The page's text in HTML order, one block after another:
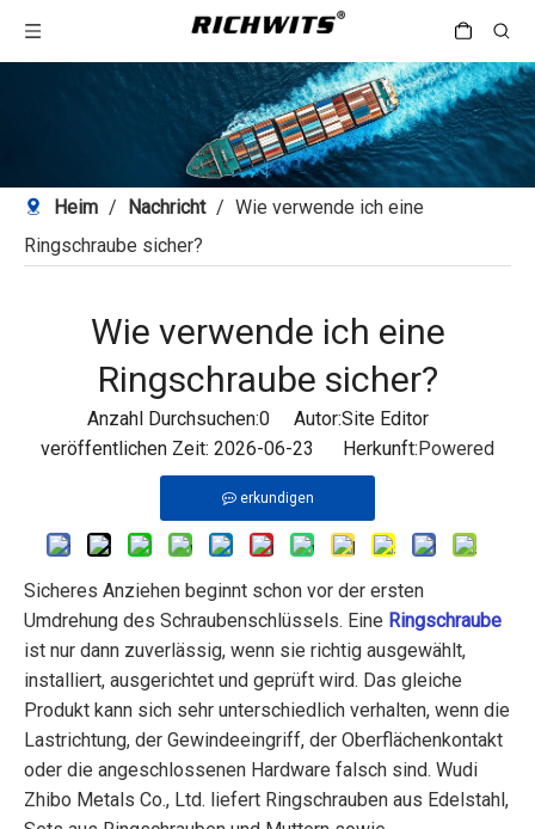
Heim / Nachricht / Wie verwende ich eine
Ringschraube sicher?
Wie verwende ich eine
Ringschraube sicher?
Anzahl Durchsuchen:0 Autor:Site Editor
veröffentlichen Zeit: 2026-06-23 Herkunft:Powered
erkundigen
Sicheres Anziehen beginnt schon vor der ersten
Umdrehung des Schraubenschlüssels. Eine Ringschraube
ist nur dann zuverlässig, wenn sie richtig ausgewählt,
installiert, ausgerichtet und geprüft wird. Das gleiche
Produkt kann sich sehr unterschiedlich verhalten, wenn die
Lastrichtung, der Gewindeeingriff, der Oberflächenkontakt
oder die angeschlossenen Hardware falsch sind. Wudi
Zhibo Metals Co., Ltd. liefert Ringschrauben aus Edelstahl,